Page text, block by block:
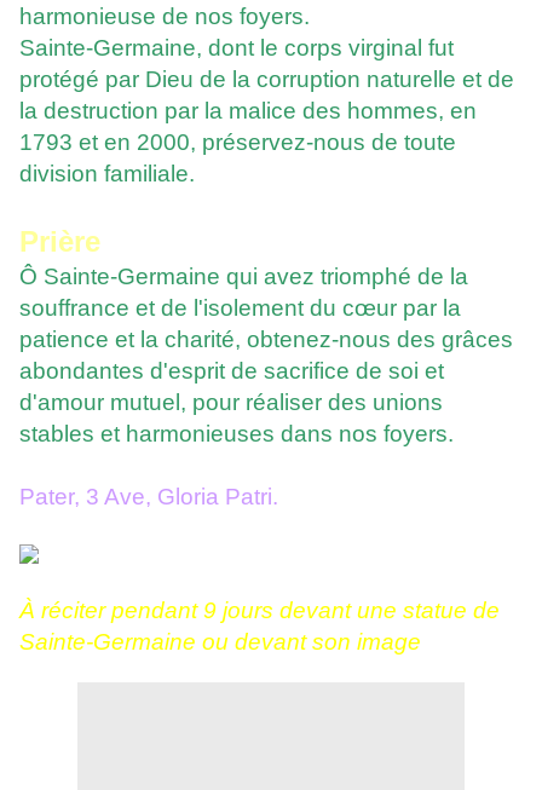
harmonieuse de nos foyers.
Sainte-Germaine, dont le corps virginal fut
protégé par Dieu de la corruption naturelle et de
la destruction par la malice des hommes, en
1793 et en 2000, préservez-nous de toute
division familiale.
Prière
Ô Sainte-Germaine qui avez triomphé de la
souffrance et de l'isolement du cœur par la
patience et la charité, obtenez-nous des grâces
abondantes d'esprit de sacrifice de soi et
d'amour mutuel, pour réaliser des unions
stables et harmonieuses dans nos foyers.
Pater, 3 Ave, Gloria Patri.
À réciter pendant 9 jours devant une statue de
Sainte-Germaine ou devant son image